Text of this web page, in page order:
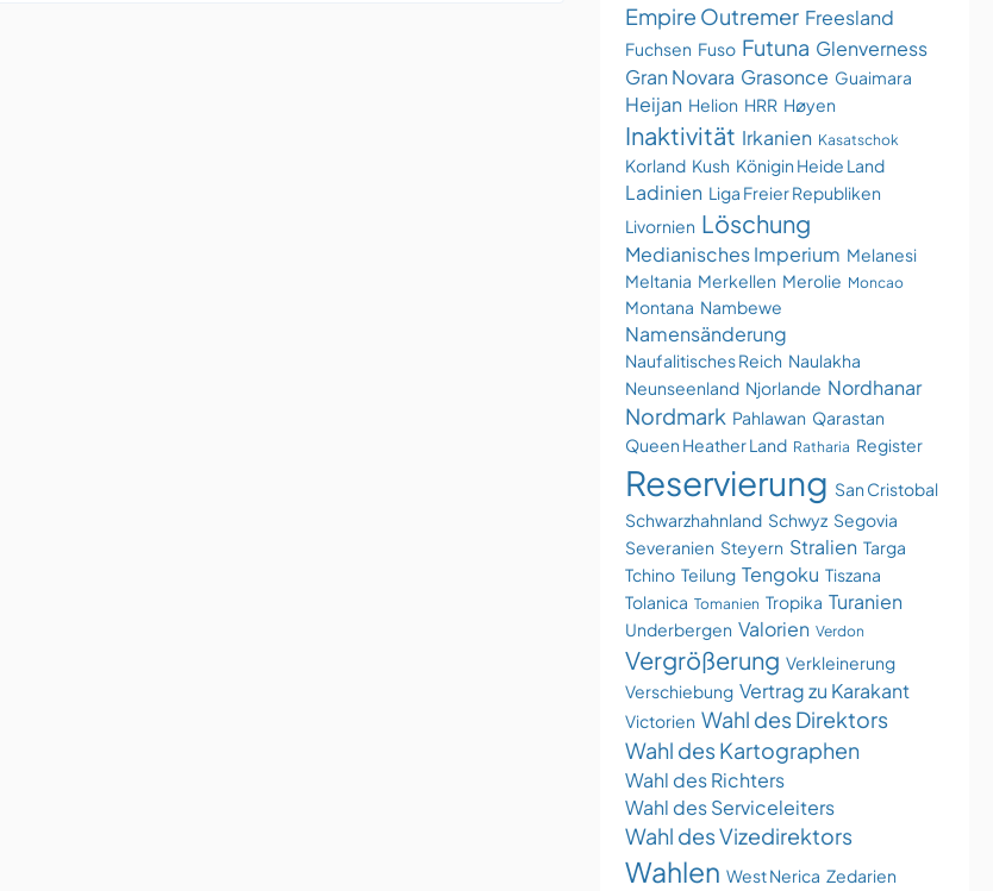
Empire Outremer Freesland
Fuchsen Fuso Futuna Glenverness
Gran Novara Grasonce Guaimara
Heijan Helion HRR Høyen
Inaktivität Irkanien Kasatschok
Korland Kush Königin Heide Land
Ladinien Liga Freier Republiken
Livornien Löschung
Medianisches Imperium Melanesi
Meltania Merkellen Merolie Moncao
Montana Nambewe
Namensänderung
Naufalitisches Reich Naulakha
Neunseenland Njorlande Nordhanar
Nordmark Pahlawan Qarastan
Queen Heather Land Ratharia Register
Reservierung San Cristobal
Schwarzhahnland Schwyz Segovia
Severanien Steyern Stralien Targa
Tchino Teilung Tengoku Tiszana
Tolanica Tomanien Tropika Turanien
Underbergen Valorien Verdon
Vergrößerung Verkleinerung
Verschiebung Vertrag zu Karakant
Victorien Wahl des Direktors
Wahl des Kartographen
Wahl des Richters
Wahl des Serviceleiters
Wahl des Vizedirektors
Wahlen West Nerica Zedarien